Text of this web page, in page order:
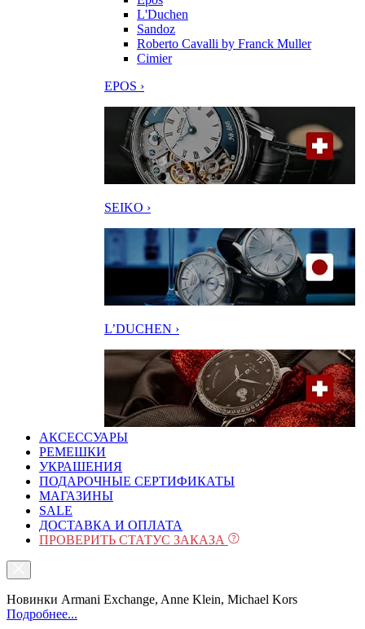
L'Duchen
Sandoz
Roberto Cavalli by Franck Muller
Cimier
EPOS ›
SEIKO ›
L’DUCHEN ›
АКСЕССУАРЫ
РЕМЕШКИ
УКРАШЕНИЯ
ПОДАРОЧНЫЕ СЕРТИФИКАТЫ
МАГАЗИНЫ
SALE
ДОСТАВКА И ОПЛАТА
ПРОВЕРИТЬ СТАТУС ЗАКАЗА
Новинки Armani Exchange, Anne Klein, Michael Kors
Подробнее...